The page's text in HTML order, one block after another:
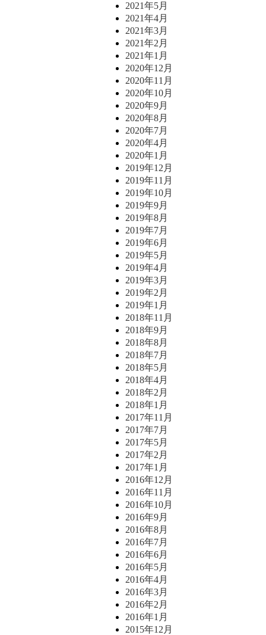
2021年5月
2021年4月
2021年3月
2021年2月
2021年1月
2020年12月
2020年11月
2020年10月
2020年9月
2020年8月
2020年7月
2020年4月
2020年1月
2019年12月
2019年11月
2019年10月
2019年9月
2019年8月
2019年7月
2019年6月
2019年5月
2019年4月
2019年3月
2019年2月
2019年1月
2018年11月
2018年9月
2018年8月
2018年7月
2018年5月
2018年4月
2018年2月
2018年1月
2017年11月
2017年7月
2017年5月
2017年2月
2017年1月
2016年12月
2016年11月
2016年10月
2016年9月
2016年8月
2016年7月
2016年6月
2016年5月
2016年4月
2016年3月
2016年2月
2016年1月
2015年12月